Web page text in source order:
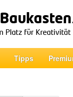
Tipps